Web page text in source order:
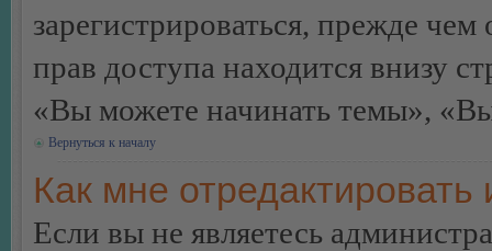
зарегистрироваться, прежде
прав доступа находится внизу
«Вы можете начинать темы»,
Вернуться к началу
Как мне
Если вы не являетесь